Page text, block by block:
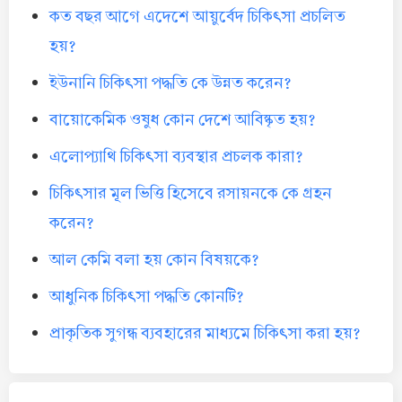
কত বছর আগে এদেশে আয়ুর্বেদ চিকিৎসা প্রচলিত
হয়?
ইউনানি চিকিৎসা পদ্ধতি কে উন্নত করেন?
বায়োকেমিক ওষুধ কোন দেশে আবিষ্কৃত হয়?
এলোপ্যাথি চিকিৎসা ব্যবস্থার প্রচলক কারা?
চিকিৎসার মূল ভিত্তি হিসেবে রসায়নকে কে গ্রহন
করেন?
আল কেমি বলা হয় কোন বিষয়কে?
আধুনিক চিকিৎসা পদ্ধতি কোনটি?
প্রাকৃতিক সুগন্ধ ব্যবহারের মাধ্যমে চিকিৎসা করা হয়?